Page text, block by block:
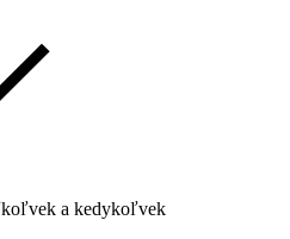
a kedykoľvek